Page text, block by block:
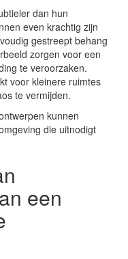
dan hun
even krachtig zijn
gestreept behang
zorgen voor een
te veroorzaken.
voor kleinere ruimtes
te vermijden.
kunnen
die uitnodigt
een